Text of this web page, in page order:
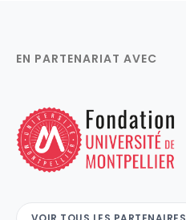
EN PARTENARIAT AVEC